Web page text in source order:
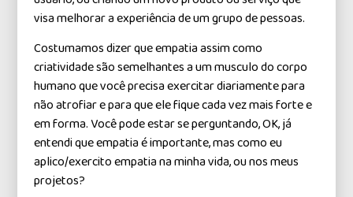
visa melhorar a experiência de um grupo de pessoas.
Costumamos dizer que empatia assim como
criatividade são semelhantes a um musculo do corpo
humano que você precisa exercitar diariamente para
não atrofiar e para que ele fique cada vez mais forte e
em forma. Você pode estar se perguntando, OK, já
entendi que empatia é importante, mas como eu
aplico/exercito empatia na minha vida, ou nos meus
projetos?